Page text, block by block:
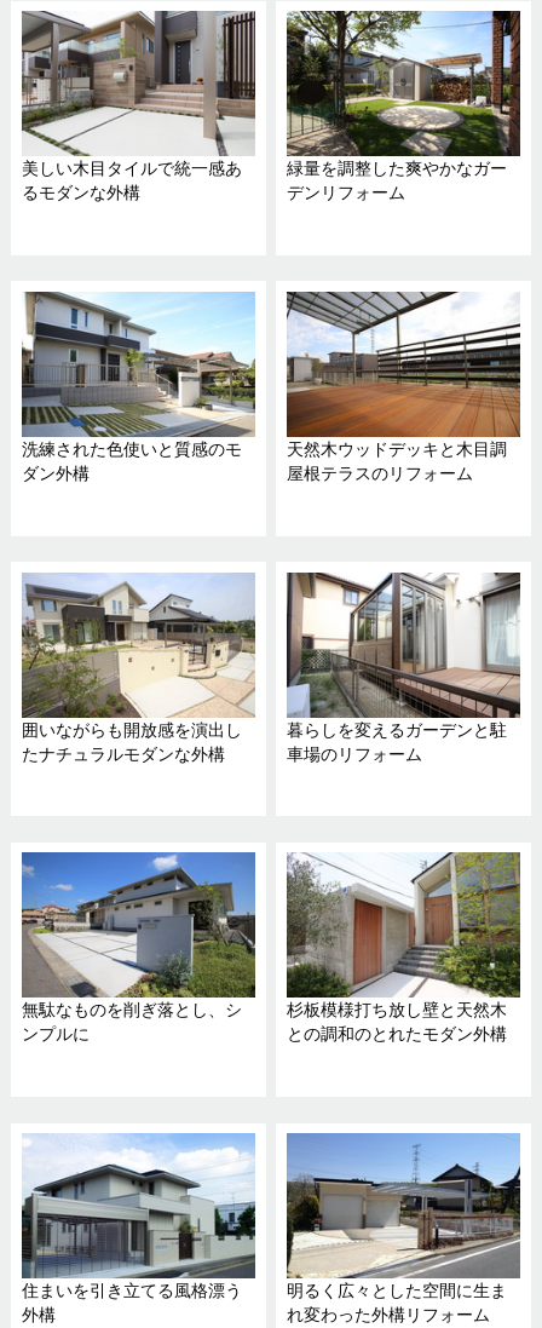
美しい木目タイルで統一感あ
るモダンな外構
緑量を調整した爽やかなガー
デンリフォーム
洗練された色使いと質感のモ
ダン外構
天然木ウッドデッキと木目調
屋根テラスのリフォーム
囲いながらも開放感を演出し
たナチュラルモダンな外構
暮らしを変えるガーデンと駐
車場のリフォーム
無駄なものを削ぎ落とし、シ
ンプルに
杉板模様打ち放し壁と天然木
との調和のとれたモダン外構
住まいを引き立てる風格漂う
外構
明るく広々とした空間に生ま
れ変わった外構リフォーム